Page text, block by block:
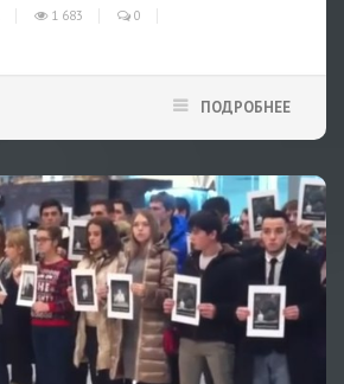
1 683 0
ПОДРОБНЕЕ